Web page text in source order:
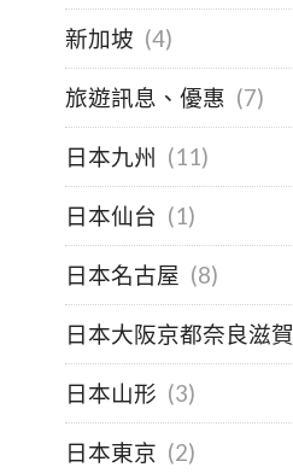
新加坡 (4)
旅遊訊息、優惠 (7)
日本九州 (11)
日本仙台 (1)
日本名古屋 (8)
日本大阪京都奈良滋賀
日本山形 (3)
日本東京 (2)